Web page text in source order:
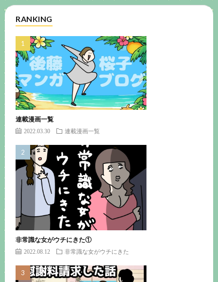
RANKING
連載漫画一覧
2022.03.30 連載漫画一覧
非常識な女がウチにきた①
2022.08.12 非常識な女がウチにきた